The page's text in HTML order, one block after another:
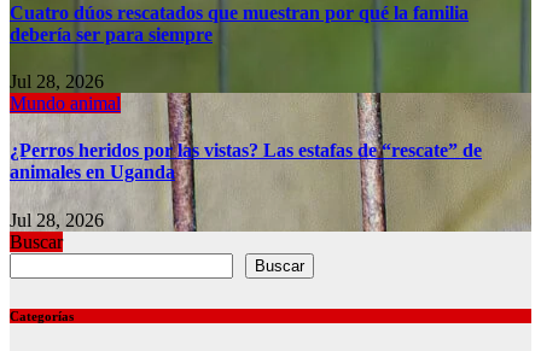
Cuatro dúos rescatados que muestran por qué la familia
debería ser para siempre
Jul 28, 2026
Mundo animal
¿Perros heridos por las vistas? Las estafas de “rescate” de
animales en Uganda
Jul 28, 2026
Buscar
Buscar
Categorías